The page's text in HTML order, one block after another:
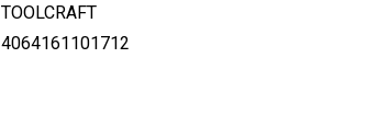
TOOLCRAFT
4064161101712